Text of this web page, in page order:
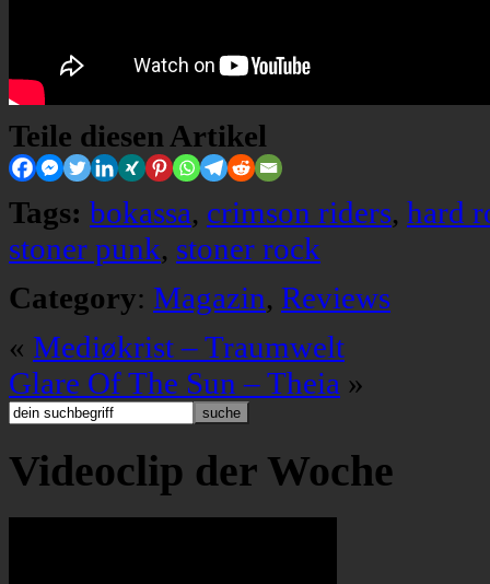
Teile diesen Artikel
Tags: bokassa, crimson riders, hard
stoner punk, stoner rock
Category: Magazin, Reviews
« Mediøkrist – Traumwelt
Glare Of The Sun – Theia »
Videoclip der Woche